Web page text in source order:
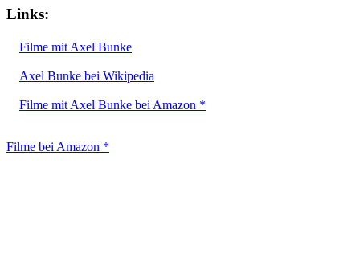
Links:
Filme mit Axel Bunke
Axel Bunke bei Wikipedia
Filme mit Axel Bunke bei Amazon *
Filme bei Amazon *